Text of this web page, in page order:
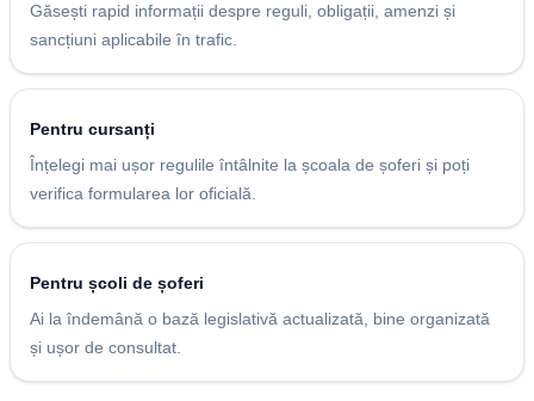
Găsești rapid informații despre reguli, obligații, amenzi și
sancțiuni aplicabile în trafic.
Pentru cursanți
Înțelegi mai ușor regulile întâlnite la școala de șoferi și poți
verifica formularea lor oficială.
Pentru școli de șoferi
Ai la îndemână o bază legislativă actualizată, bine organizată
și ușor de consultat.